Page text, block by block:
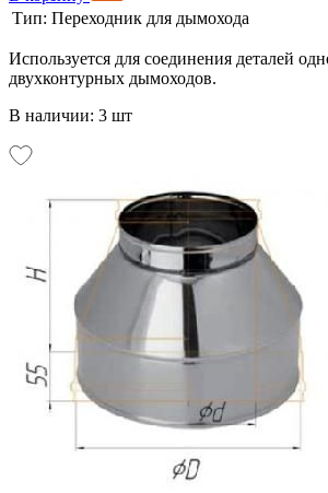
Тип: Переходник для дымохода
Используется для соединения деталей
двухконтурных дымоходов.
В наличии: 3 шт